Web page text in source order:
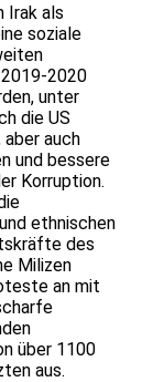
Irak als
soziale
2020
unter
die US
auch
und bessere
Korruption.
ethnischen
des
Milizen
an mit
über 1100
aus.